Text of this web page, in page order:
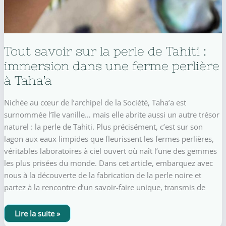
Tout savoir sur la perle de Tahiti :
immersion dans une ferme perlière
à Taha’a
Nichée au cœur de l’archipel de la Société, Taha’a est
surnommée l’île vanille… mais elle abrite aussi un autre trésor
naturel : la perle de Tahiti. Plus précisément, c’est sur son
lagon aux eaux limpides que fleurissent les fermes perlières,
véritables laboratoires à ciel ouvert où naît l’une des gemmes
les plus prisées du monde. Dans cet article, embarquez avec
nous à la découverte de la fabrication de la perle noire et
partez à la rencontre d’un savoir-faire unique, transmis de
Tout
savoir
Lire la suite »